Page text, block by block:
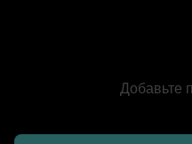
Добавьте